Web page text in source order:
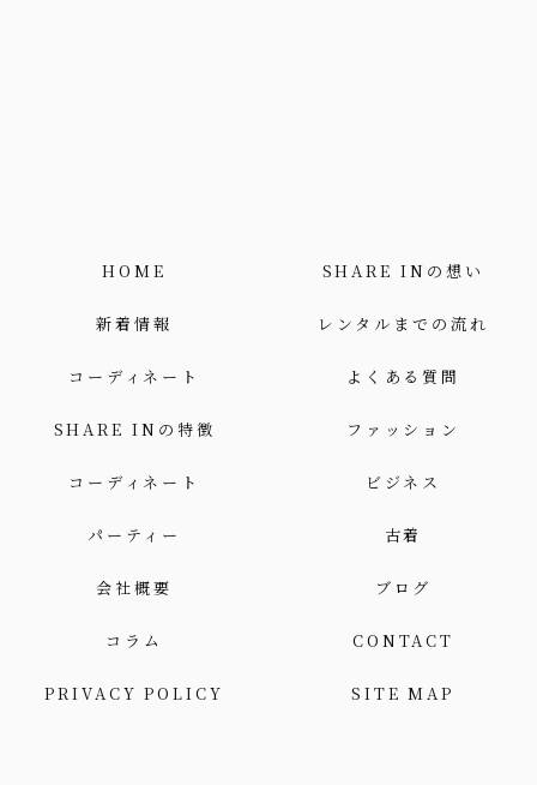
HOME SHARE INの想い
新着情報 レンタルまでの流れ
コーディネート よくある質問
SHARE INの特徴 ファッション
コーディネート ビジネス
パーティー 古着
会社概要 ブログ
コラム CONTACT
PRIVACY POLICY SITE MAP